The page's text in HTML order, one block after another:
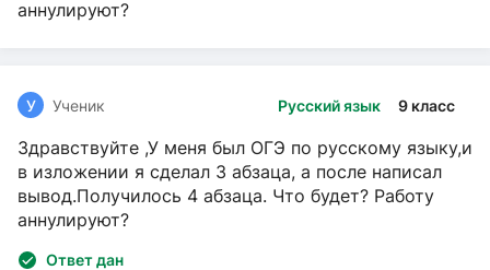
аннулируют?
Русский язык 9 класс
У Ученик
Здравствуйте ,У меня был ОГЭ по русскому языку,и
в изложении я сделал 3 абзаца, а после написал
вывод.Получилось 4 абзаца. Что будет? Работу
аннулируют?
Ответ дан